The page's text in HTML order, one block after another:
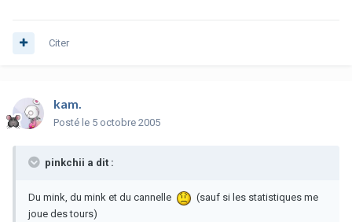
Citer
kam.
Posté le 5 octobre 2005
pinkchii a dit :
Du mink, du mink et du cannelle
(sauf si les statistiques me
joue des tours)